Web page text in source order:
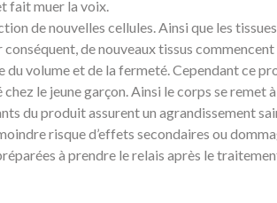
fait muer la voix.
de nouvelles cellules. Ainsi que les
de nouveaux tissus
volume et de la fermeté. Cependant ce
le jeune garçon. Ainsi le corps se remet
du produit assurent un agrandissement
risque d’effets secondaires ou
à prendre le relais après le